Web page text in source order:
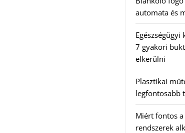
automata és
7 gyakori
elkerülni
Plasztikai
legfontosabb
Miért fontos
rendszerek